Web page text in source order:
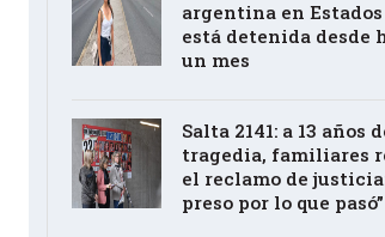
argentina en
está detenida desde
un mes
Salta 2141: a 13 años
tragedia, familiares
el reclamo de
preso por lo que pasó”